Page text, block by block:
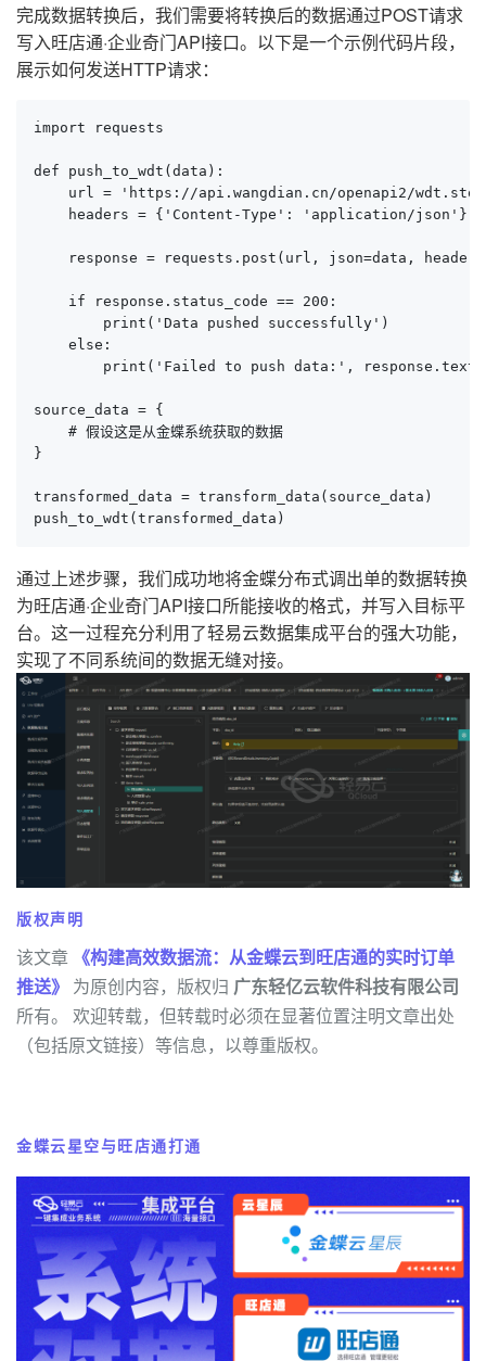
完成数据转换后，我们需要将转换后的数据通过POST请求
写入旺店通·企业奇门API接口。以下是一个示例代码片段，
展示如何发送HTTP请求：
import requests
def push_to_wdt(data):
url = 'https://api.wangdian.cn/openapi2/
    headers = {'Content-Type': 'application/json'}
response = requests.post(url, json=data,
    if response.status_code == 200:
        print('Data pushed successfully')
    else:
        print('Failed to push data:', response.text)
source_data = {
    # 假设这是从金蝶系统获取的数据
}
transformed_data = transform_data(source_data)
push_to_wdt(transformed_data)
通过上述步骤，我们成功地将金蝶分布式调出单的数据转换
为旺店通·企业奇门API接口所能接收的格式，并写入目标平
台。这一过程充分利用了轻易云数据集成平台的强大功能，
实现了不同系统间的数据无缝对接。
版权声明
该文章 《构建高效数据流：从金蝶云到旺店通的实时订单
推送》 为原创内容，版权归 广东轻亿云软件科技有限公司
所有。 欢迎转载，但转载时必须在显著位置注明文章出处
（包括原文链接）等信息，以尊重版权。
金蝶云星空与旺店通打通